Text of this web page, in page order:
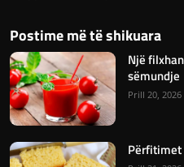
Postime më të shikuara
Një
sëmundje
Prill 20, 2026
Përfitimet